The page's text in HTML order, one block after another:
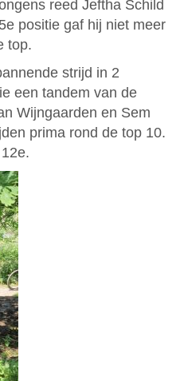
reed Jeftha Schild
positie gaf hij niet meer
top.
strijd in 2
een tandem van de
Wijngaarden en Sem
prima rond de top 10.